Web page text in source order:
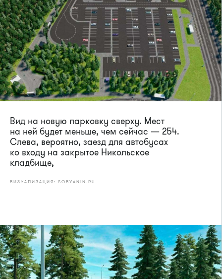
Вид на новую парковку сверху. Мест
на ней будет меньше, чем сейчас — 254.
Слева, вероятно, заезд для автобусах
ко входу на закрытое Никольское
кладбище,
ВИЗУАЛИЗАЦИЯ: SOBYANIN.RU